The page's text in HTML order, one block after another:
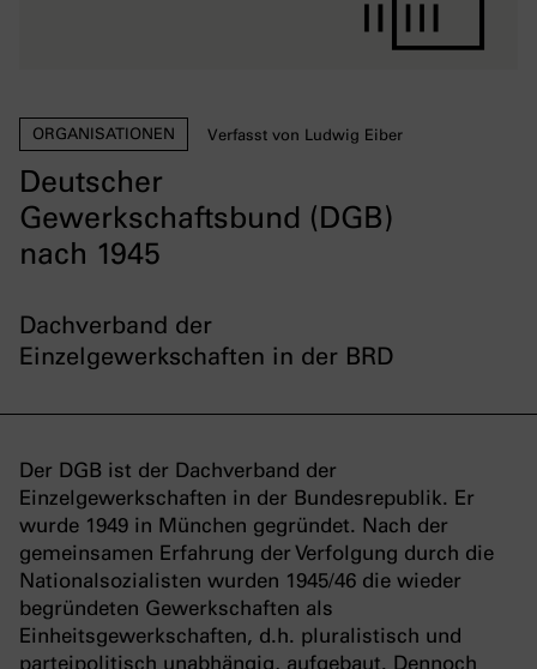
Deutscher
Gewerkschaftsbund (DGB)
nach 1945
ORGANISATIONEN Verfasst von Ludwig Eiber
Dachverband der
Einzelgewerkschaften in der BRD
Der DGB ist der Dachverband der
Einzelgewerkschaften in der Bundesrepublik. Er
wurde 1949 in München gegründet. Nach der
gemeinsamen Erfahrung der Verfolgung durch die
Nationalsozialisten wurden 1945/46 die wieder
begründeten Gewerkschaften als
Einheitsgewerkschaften, d.h. pluralistisch und
parteipolitisch unabhängig, aufgebaut. Dennoch